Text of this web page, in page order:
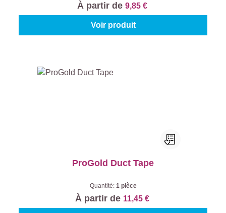
À partir de 9,85 €
Voir produit
ProGold Duct Tape
Quantité: 1 pièce
À partir de 11,45 €